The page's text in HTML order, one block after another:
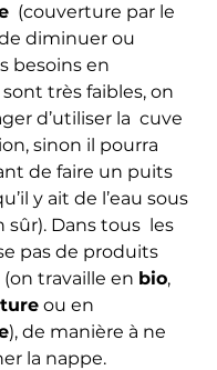
  (couverture par le
diminuer ou
besoins en
sont très faibles, on
d’utiliser la  cuve
sinon il pourra
de faire un puits
y ait de l’eau sous
sûr). Dans tous  les
pas de produits
travaille en bio,
ou en
), de manière à ne
la nappe.